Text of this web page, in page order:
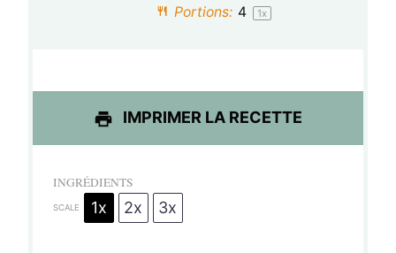
s
s
s
s
Portions: 4 1x
IMPRIMER LA RECETTE
INGRÉDIENTS
SCALE 1x 2x 3x